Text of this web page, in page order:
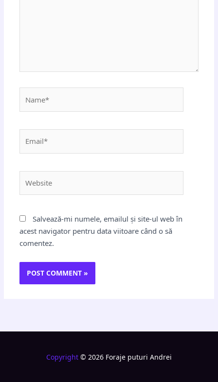
Salvează-mi numele, emailul și site-ul web în
acest navigator pentru data viitoare când o să
comentez.
Copyright © 2026 Foraje puturi Andrei